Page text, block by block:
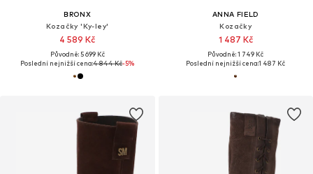
BRONX
Kozačky 'Ky-ley'
4 589 Kč
Původně: 5 699 Kč
Poslední nejnižší cena:4 844 Kč-5%
ANNA FIELD
Kozačky
1 487 Kč
Původně: 1 749 Kč
Poslední nejnižší cena:1 487 Kč